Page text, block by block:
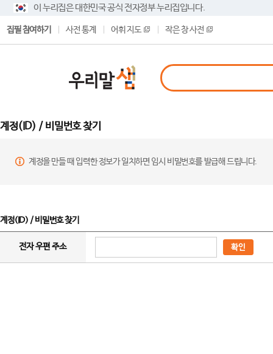
이 누리집은 대한민국 공식 전자정부 누리집입니다.
집필 참여하기 사전 통계 어휘 지도 작은 창 사전
계정(ID) / 비밀번호 찾기
계정을 만들 때 입력한 정보가 일치하면 임시 비밀번호를 발급해 드립니다.
계정(ID) / 비밀번호 찾기
전자 우편 주소 확인